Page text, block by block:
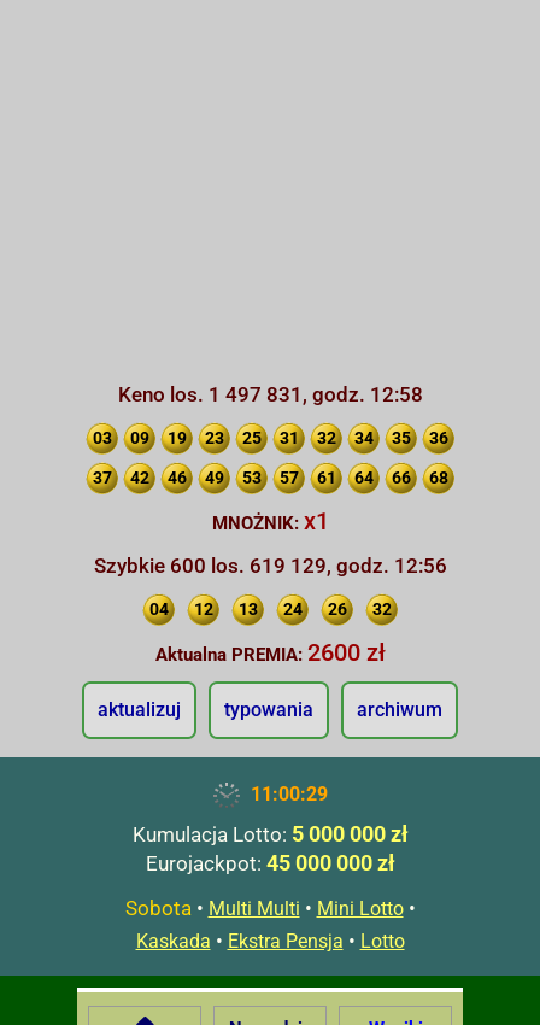
Keno los. 1 497 831, godz. 12:58
03 09 19 23 25 31 32 34 35 36
37 42 46 49 53 57 61 64 66 68
MNOŻNIK: x1
Szybkie 600 los. 619 129, godz. 12:56
04 12 13 24 26 32
Aktualna PREMIA: 2600 zł
aktualizuj typowania archiwum
11:00:30
Kumulacja Lotto: 5 000 000 zł
Eurojackpot: 45 000 000 zł
Sobota• Multi Multi • Mini Lotto•
Kaskada • Ekstra Pensja • Lotto